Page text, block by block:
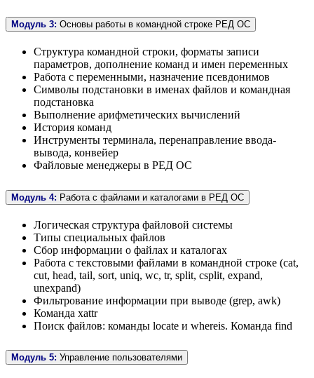
Модуль 3: Основы работы в командной строке РЕД ОС
Структура командной строки, форматы записи
параметров, дополнение команд и имен переменных
Работа с переменными, назначение псевдонимов
Символы подстановки в именах файлов и командная
подстановка
Выполнение арифметических вычислений
История команд
Инструменты терминала, перенаправление ввода-
вывода, конвейер
Файловые менеджеры в РЕД ОС
Модуль 4: Работа с файлами и каталогами в РЕД ОС
Логическая структура файловой системы
Типы специальных файлов
Сбор информации о файлах и каталогах
Работа с текстовыми файлами в командной строке (cat,
cut, head, tail, sort, uniq, wc, tr, split, csplit, expand,
unexpand)
Фильтрование информации при выводе (grep, awk)
Команда xattr
Поиск файлов: команды locate и whereis. Команда find
Модуль 5: Управление пользователями